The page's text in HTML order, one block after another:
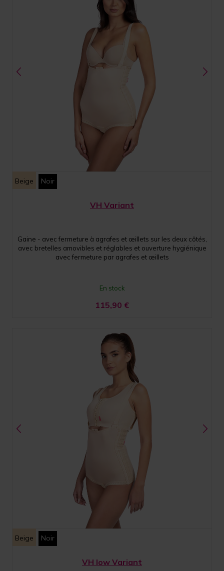
Beige Noir
VH Variant
Gaine - avec fermeture à agrafes et œillets sur les deux côtés,
avec bretelles amovibles et réglables et ouverture hygiénique
avec fermeture par agrafes et œillets
En stock
115,90 €
Beige Noir
VH low Variant